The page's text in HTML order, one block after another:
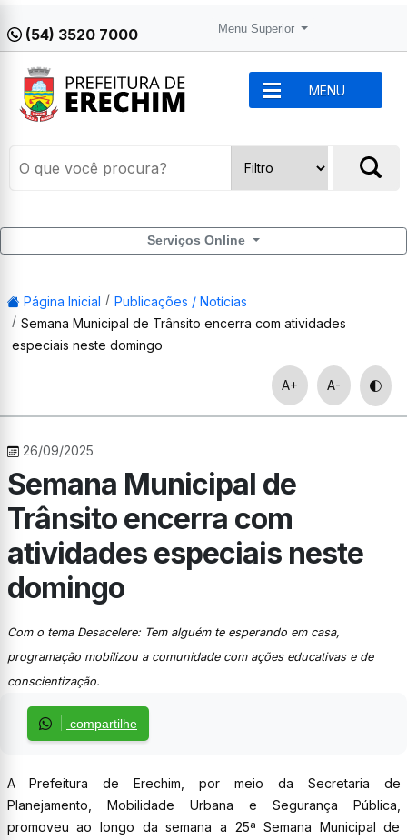
(54) 3520 7000 Menu Superior
MENU
Serviços Online
Página Inicial
Publicações / Notícias
Semana Municipal de Trânsito encerra com atividades
especiais neste domingo
A+ A-
26/09/2025
Semana Municipal de
Trânsito encerra com
atividades especiais neste
domingo
Com o tema Desacelere: Tem alguém te esperando em casa,
programação mobilizou a comunidade com ações educativas e de
conscientização.
compartilhe
A Prefeitura de Erechim, por meio da Secretaria de
Planejamento, Mobilidade Urbana e Segurança Pública,
promoveu ao longo da semana a 25ª Semana Municipal de